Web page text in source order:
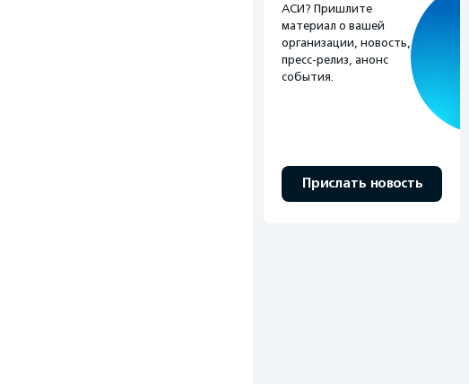
АСИ? Пришлите
материал о вашей
организации, новость,
пресс-релиз, анонс
события.
Прислать новость